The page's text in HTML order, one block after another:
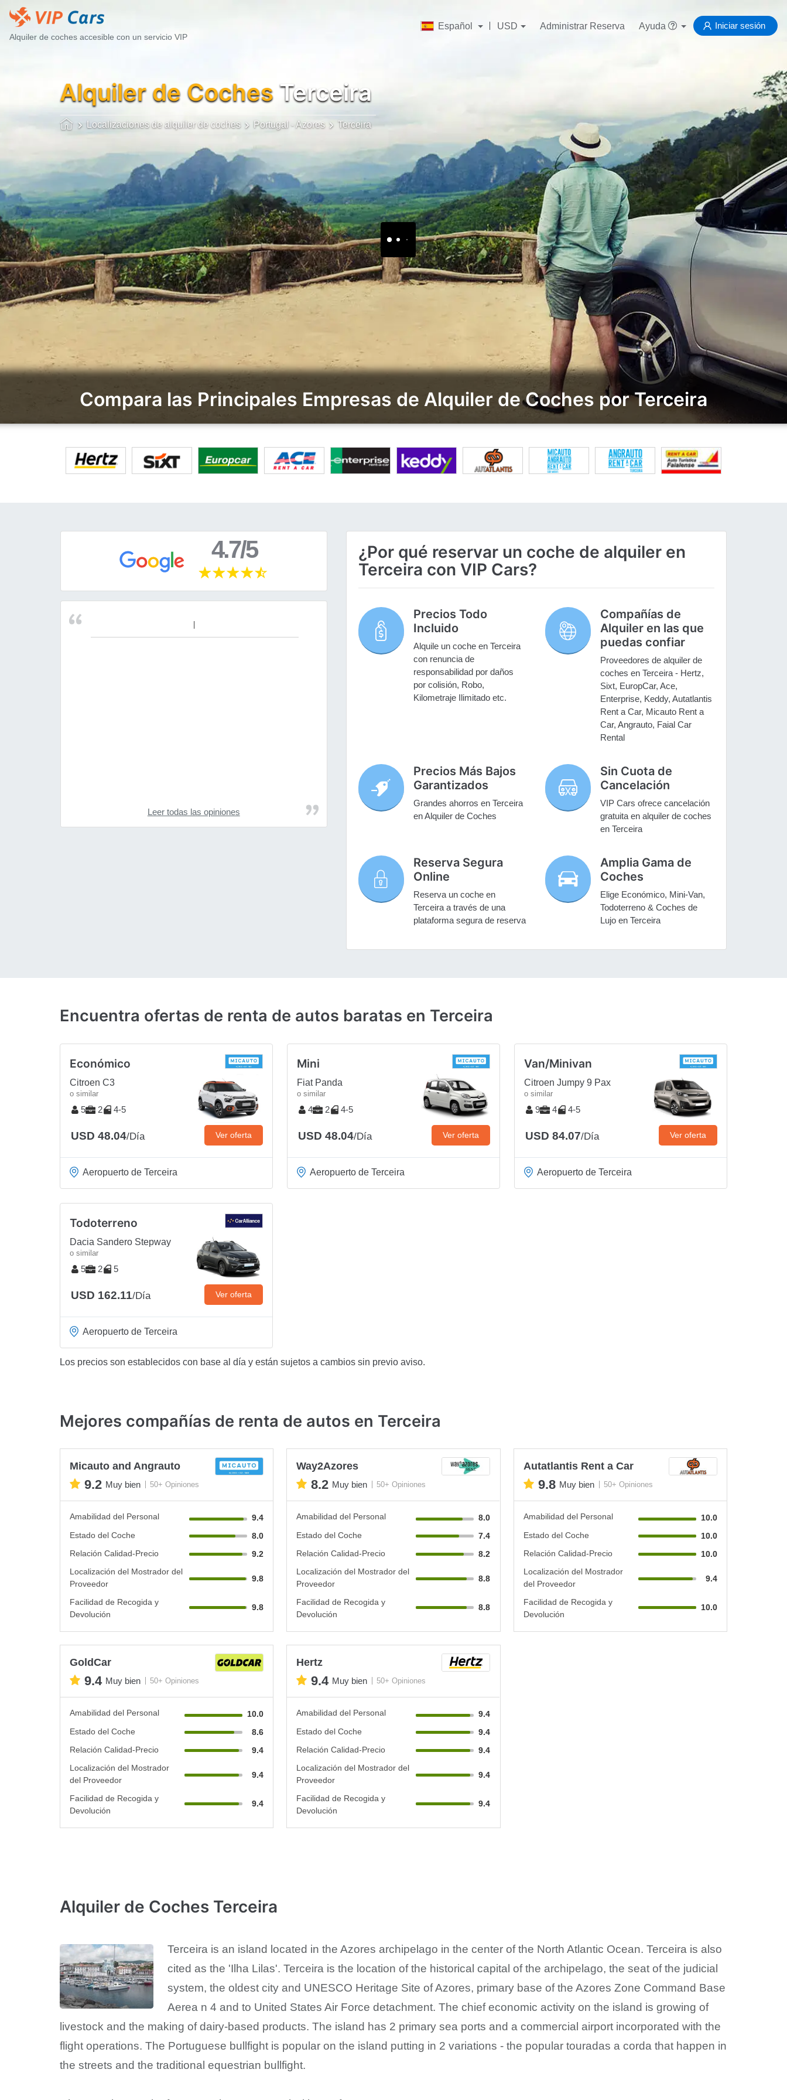
Alquiler de coches accesible con un servicio VIP
Español USD Administrar Reserva Ayuda Iniciar sesión
Alquiler de Coches Terceira
Localizaciones de alquiler de coches Portugal - Azores Terceira
Compara las Principales Empresas de Alquiler de Coches por Terceira
4.7/5
Leer todas las opiniones
¿Por qué reservar un coche de alquiler en
Terceira con VIP Cars?
Precios Todo
Incluido
Alquile un coche en Terceira
con renuncia de
responsabilidad por daños
por colisión, Robo,
Kilometraje Ilimitado etc.
Compañías de
Alquiler en las que
puedas confiar
Proveedores de alquiler de
coches en Terceira - Hertz,
Sixt, EuropCar, Ace,
Enterprise, Keddy, Autatlantis
Rent a Car, Micauto Rent a
Car, Angrauto, Faial Car
Rental
Precios Más Bajos
Garantizados
Grandes ahorros en Terceira
en Alquiler de Coches
Sin Cuota de
Cancelación
VIP Cars ofrece cancelación
gratuita en alquiler de coches
en Terceira
Reserva Segura
Online
Reserva un coche en
Terceira a través de una
plataforma segura de reserva
Amplia Gama de
Coches
Elige Económico, Mini-Van,
Todoterreno & Coches de
Lujo en Terceira
Encuentra ofertas de renta de autos baratas en Terceira
Económico
Citroen C3
o similar
5 2 4-5
USD 48.04/Día Ver oferta
Aeropuerto de Terceira
Mini
Fiat Panda
o similar
4 2 4-5
USD 48.04/Día Ver oferta
Aeropuerto de Terceira
Van/Minivan
Citroen Jumpy 9 Pax
o similar
9 4 4-5
USD 84.07/Día Ver oferta
Aeropuerto de Terceira
Todoterreno
Dacia Sandero Stepway
o similar
5 2 5
USD 162.11/Día Ver oferta
Aeropuerto de Terceira
Los precios son establecidos con base al día y están sujetos a cambios sin previo aviso.
Mejores compañías de renta de autos en Terceira
Micauto and Angrauto
9.2 Muy bien 50+ Opiniones
Amabilidad del Personal
9.4
Estado del Coche
8.0
Relación Calidad-Precio
9.2
Localización del Mostrador del
Proveedor
9.8
Facilidad de Recogida y
Devolución
9.8
Way2Azores
8.2 Muy bien 50+ Opiniones
Amabilidad del Personal
8.0
Estado del Coche
7.4
Relación Calidad-Precio
8.2
Localización del Mostrador del
Proveedor
8.8
Facilidad de Recogida y
Devolución
8.8
Autatlantis Rent a Car
9.8 Muy bien 50+ Opiniones
Amabilidad del Personal
10.0
Estado del Coche
10.0
Relación Calidad-Precio
10.0
Localización del Mostrador
del Proveedor
9.4
Facilidad de Recogida y
Devolución
10.0
GoldCar
9.4 Muy bien 50+ Opiniones
Amabilidad del Personal
10.0
Estado del Coche
8.6
Relación Calidad-Precio
9.4
Localización del Mostrador
del Proveedor
9.4
Facilidad de Recogida y
Devolución
9.4
Hertz
9.4 Muy bien 50+ Opiniones
Amabilidad del Personal
9.4
Estado del Coche
9.4
Relación Calidad-Precio
9.4
Localización del Mostrador del
Proveedor
9.4
Facilidad de Recogida y
Devolución
9.4
Alquiler de Coches Terceira
Terceira is an island located in the Azores archipelago in the center of the North Atlantic Ocean. Terceira is also
cited as the 'Ilha Lilas'. Terceira is the location of the historical capital of the archipelago, the seat of the judicial
system, the oldest city and UNESCO Heritage Site of Azores, primary base of the Azores Zone Command Base
Aerea n 4 and to United States Air Force detachment. The chief economic activity on the island is growing of
livestock and the making of dairy-based products. The island has 2 primary sea ports and a commercial airport incorporated with the
flight operations. The Portuguese bullfight is popular on the island putting in 2 variations - the popular touradas a corda that happen in
the streets and the traditional equestrian bullfight.